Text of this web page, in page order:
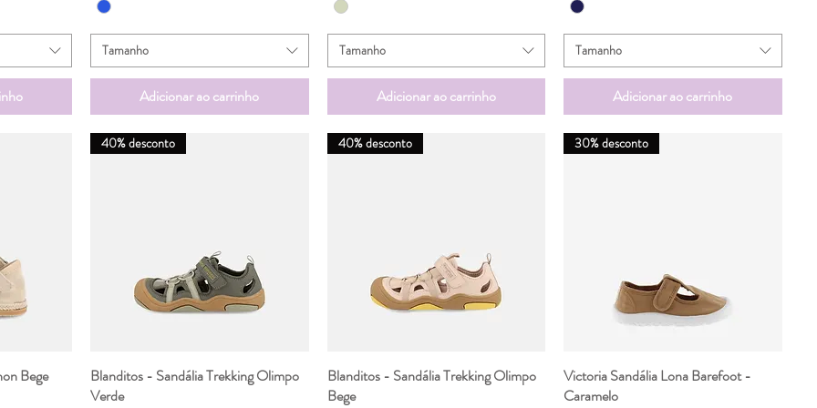
Tamanho
Adicionar ao carrinho
Tamanho
Adicionar ao carrinho
Tamanho
Adicionar ao carrinho
Bege
Visualização rápida
40% desconto
Blanditos - Sandália Trekking Olimpo
Verde
Visualização rápida
40% desconto
Blanditos - Sandália Trekking Olimpo
Bege
Visualização rápida
30% desconto
Victoria Sandália Lona Barefoot -
Caramelo